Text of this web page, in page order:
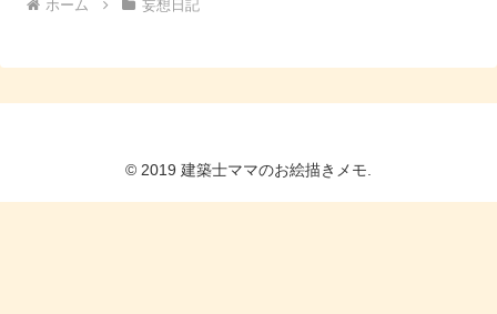
ホーム 妄想日記
© 2019 建築士ママのお絵描きメモ.